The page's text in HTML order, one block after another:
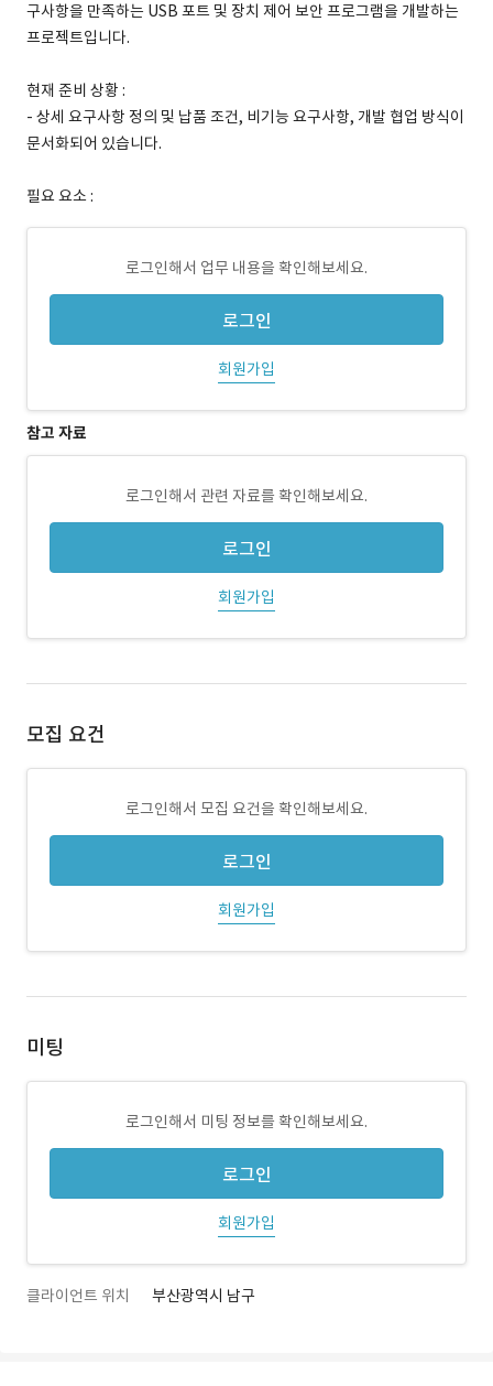
구사항을 만족하는 USB 포트 및 장치 제어 보안 프로그램을 개발하는
프로젝트입니다.
현재 준비 상황 :
- 상세 요구사항 정의 및 납품 조건, 비기능 요구사항, 개발 협업 방식이
문서화되어 있습니다.
필요 요소 :
로그인해서 업무 내용을 확인해보세요.
로그인
회원가입
참고 자료
로그인해서 관련 자료를 확인해보세요.
로그인
회원가입
모집 요건
로그인해서 모집 요건을 확인해보세요.
로그인
회원가입
미팅
로그인해서 미팅 정보를 확인해보세요.
로그인
회원가입
클라이언트 위치 부산광역시 남구